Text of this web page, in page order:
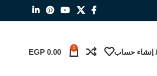
إنشاء حساب 0
EGP 0.00